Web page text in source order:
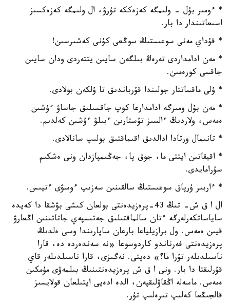
* ءومىر بۇل - ولىمگە كەزەككە تۇرۋ، ال ولىمگە كەزەكسىز
اسىعاتىندار دا بار.
* قۇداي مەنى سوعىستىڭ سوڭعى كۇنى كەشىرسىن!
* مەن ادامداردى تەرەڭ بىلگەن سايىن يتتەردى ودان سايىن
جاقسى كورەمىن.
* ۇلى ماقساتتار جولىندا قۇرباندىق تا ۇلكەن بولادى.
* مەن بۇل ومىرگە ادامدارعا كوپ جاقسىلىق جاساۋ ءۇشىن
ەمەس، ولاردىڭ ءالسىز تۇستارىن ءبىلۋ ءۇشىن كەلدىم.
* تانىمال ورتادا ادالدىق اقىماقتىق بولىپ سانالادى.
* اقيقاتىن ايتتى ما، جوق پا، جەڭىمپازدان ونى ەشكىم
سۇرامايدى.
* ءاربىر ۇرپاق سوعىستىڭ سالقىنىن سەزىپ ءوسۋى ءتيىس.
ال ا ق ش- تىڭ 43-پرەزيدەنتى بولعان كىشى بۋشقا دا كەيدە
ساياساتكەرلەرگە ءتان سالماقتىلىق جەتىسپەي جاتاتىنىن اڭعارۋ
قيىن ەمەس. ول برازيلياعا بارعان ساپارىندا وسى ەلدىڭ
پرەزيدەنتى فەرناندو كاردوسوعا «نە سەندەردە دە، قارا
ناسىلدىلەر تۇرا ما؟» دەپتى. نەگىزى، قارا ناسىلدىلەر قاي
قۇرلىقتا دا بار. ونى ا ق ش پرەزيدەنتىنىڭ بىلمەۋى مۇمكىن
ەمەس. ماسەلە اڭقاۋلىقپەن، الدە ادەيى ايتىلعان قولايسىز
قالجىڭعا كەلىپ تىرەلىپ تۇر.